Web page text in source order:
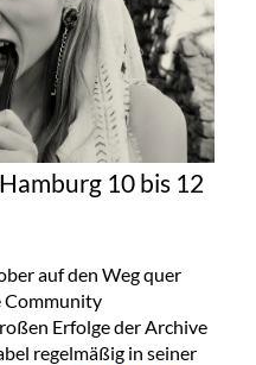
10 bis 12
auf den Weg quer
Community
Erfolge der Archive
regelmäßig in seiner